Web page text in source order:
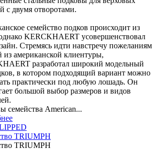
с двумя отворотами.
семейство подков происходит из
KERCKHAERT усовершенствовал
Стремясь идти навстречу пожеланиям
из американской клиентуры,
разработал широкий модельный
в котором подходящий вариант можно
практически под любую лошадь. Он
большой выбор размеров и видов
семейства American...
TRIUMPH
TRIUMPH